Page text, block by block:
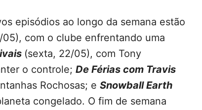
episódios ao longo da semana estão
05), com o clube enfrentando uma
(sexta, 22/05), com Tony
o controle; De Férias com Travis
Rochosas; e Snowball Earth
congelado. O fim de semana